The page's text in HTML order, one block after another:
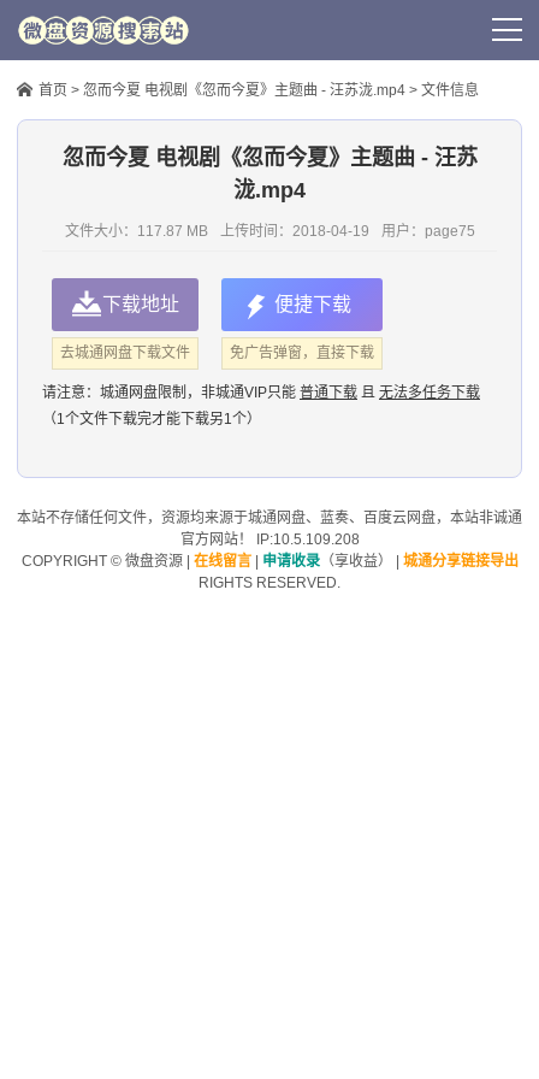
首页 > 忽而今夏 电视剧《忽而今夏》主题曲 - 汪苏泷.mp4 > 文件信息
忽而今夏 电视剧《忽而今夏》主题曲 - 汪苏
泷.mp4
文件大小：117.87 MB 上传时间： 2018-04-19 用户： page75
下载地址
去城通网盘下载文件
便捷下载
免广告弹窗，直接下载
请注意： 城通网盘限制，非城通VIP只能 普通下载 且 无法多任务下载
（1个文件下载完才能下载另1个）
本站不存储任何文件，资源均来源于城通网盘、蓝奏、 百度云网盘，本站非诚通
官方网站！ IP:10.5.109.208
COPYRIGHT © 微盘资源| 在线留言| 申请收录（享收益）
城通分享链接导出
RIGHTS RESERVED.